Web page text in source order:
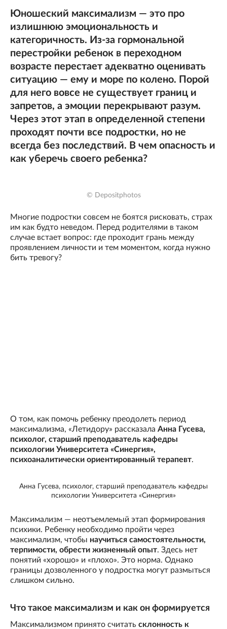
Юношеский максимализм — это про
излишнюю эмоциональность и
категоричность. Из-за гормональной
перестройки ребенок в переходном
возрасте перестает адекватно оценивать
ситуацию — ему и море по колено. Порой
для него вовсе не существует границ и
запретов, а эмоции перекрывают разум.
Через этот этап в определенной степени
проходят почти все подростки, но не
всегда без последствий. В чем опасность и
как уберечь своего ребенка?
© Depositphotos
Многие подростки совсем не боятся рисковать, страх
им как будто неведом. Перед родителями в таком
случае встает вопрос: где проходит грань между
проявлением личности и тем моментом, когда нужно
бить тревогу?
О том, как помочь ребенку преодолеть период
максимализма, «Летидору» рассказала Анна Гусева,
психолог, старший преподаватель кафедры
психологии Университета «Синергия»,
психоаналитически ориентированный терапевт.
Анна Гусева, психолог, старший преподаватель кафедры
психологии Университета «Синергия»
Максимализм — неотъемлемый этап формирования
психики. Ребенку необходимо пройти через
максимализм, чтобы научиться самостоятельности,
терпимости, обрести жизненный опыт. Здесь нет
понятий «хорошо» и «плохо». Это норма. Однако
границы дозволенного у подростка могут размыться
слишком сильно.
Что такое максимализм и как он формируется
Максимализмом принято считать склонность к